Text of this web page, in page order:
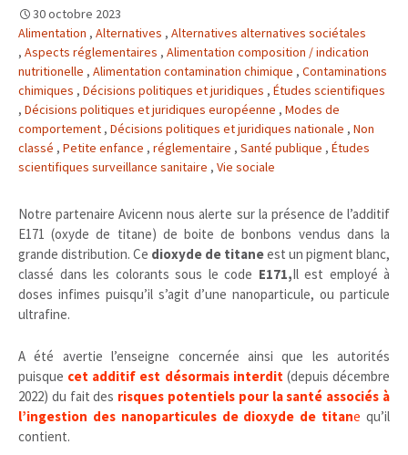
30 octobre 2023
Alimentation , Alternatives , Alternatives alternatives sociétales
, Aspects réglementaires , Alimentation composition / indication
nutritionelle , Alimentation contamination chimique , Contaminations
chimiques , Décisions politiques et juridiques , Études scientifiques
, Décisions politiques et juridiques européenne , Modes de
comportement , Décisions politiques et juridiques nationale , Non
classé , Petite enfance , réglementaire , Santé publique , Études
scientifiques surveillance sanitaire , Vie sociale
Notre partenaire Avicenn nous alerte sur la présence de l’additif
E171 (oxyde de titane) de boite de bonbons vendus dans la
grande distribution. Ce dioxyde de titaneest un pigment blanc,
classé dans les colorants sous le code E171,Il est employé à
doses infimes puisqu’il s’agit d’une nanoparticule, ou particule
ultrafine.
A été avertie l’enseigne concernée ainsi que les autorités
puisque cet additif est désormais interdit (depuis décembre
2022) du fait des risques potentiels pour la santé associés à
l’ingestion des nanoparticules de dioxyde de titane qu’il
contient.